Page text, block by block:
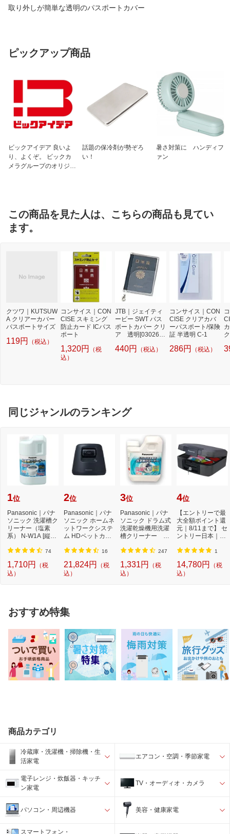
取り外しが簡単な透明のパスポートカバー
ピックアップ商品
ビックアイデア 良いよ
り、よくぞ。 ビックカ
メラグループのオリジナ
話題の保冷剤が勢ぞろ
い！
暑さ対策に ハンディフ
ァン
この商品を見た人は、こちらの商品も見てい
ます。
クツワ｜KUTSUW
A クリアーカバー
パスポートサイズ
119円 （税込）
コンサイス｜CON
CISE スキミング
防止カード ICパス
ポート
1,320円
（税
込）
JTB｜ジェイティ
ービー SWT パス
ポートカバー クリ
ア 透明[030262
440円 （税込）
コンサイス｜CON
CISE クリアカバ
ーパスポート/保険
証 半透明 C-1
286円 （税込）
同じジャンルのランキング
1位
Panasonic｜パナ
ソニック 洗濯槽ク
リーナー（塩素
系） N-W1A [縦型
系...
74
1,710円
（税
込）
2位
Panasonic｜パナ
ソニック ホームネ
ットワークシステ
ム HDペットカメ
D...
16
21,824円
（税
込）
3位
Panasonic｜パナ
ソニック ドラム式
洗濯乾燥機用洗濯
槽クリーナー N-
濯...
247
1,331円
（税
込）
4位
【エントリーで最
大全額ポイント還
元｜8/11まで】 セ
ントリー日本｜Se
1
14,780円
（税
込）
おすすめ特集
商品カテゴリ
冷蔵庫・洗濯機・掃除機・生
活家電
エアコン・空調・季節家電
電子レンジ・炊飯器・キッチ
ン家電
TV・オーディオ・カメラ
パソコン・周辺機器 美容・健康家電
スマートフォン・